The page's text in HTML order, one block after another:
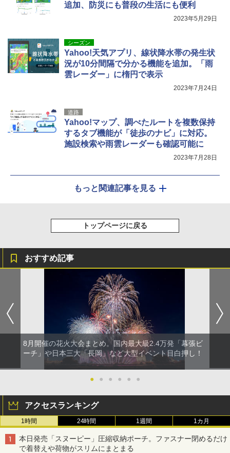
追加、防災にも普段の生活にも便利
2023年5月29日
シーズン
Yahoo!天気アプリ、線状降水帯の発生状
況が10分間隔で分かる機能を追加。「雨
雲レーダー」に楕円で表示
2023年7月24日
道路
Yahoo!マップ、調べたルートを複数保持
するタブ機能が「徒歩のナビ」に対応。
施設検索や雨雲レーダーも確認可能に
2023年7月28日
もっと関連記事を見る
トップページに戻る
おすすめ記事
8月開催の花火大会まとめ。国内最大級2.4万発「幕張ビ
ーチ」や日本三大「長岡」など大型イベント目白押し！
● ● ● ● ● ●
アクセスランキング
1時間 24時間 1週間 1カ月
本日発売「スヌーピー」圧縮収納ポーチ。ファスナー閉めるだけ
で着替えや荷物がスリムにまとまる